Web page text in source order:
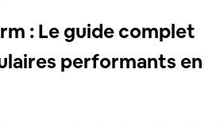
: Le guide complet
performants en